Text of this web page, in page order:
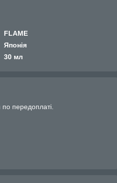
FLAME
Японія
30 мл
по передоплаті.